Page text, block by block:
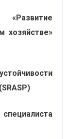
«Развитие
хозяйстве»